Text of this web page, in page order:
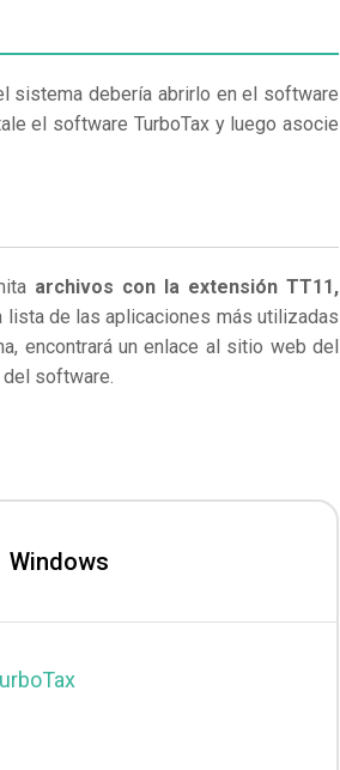
sistema debería abrirlo en el software
el software TurboTax y luego asocie
archivos con la extensión TT11,
lista de las aplicaciones más utilizadas
encontrará un enlace al sitio web del
software.
Windows